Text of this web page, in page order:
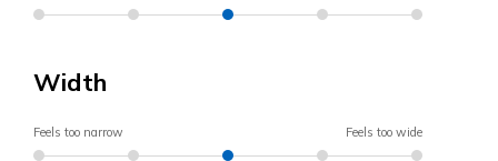
Width
Feels too narrow Feels too wide